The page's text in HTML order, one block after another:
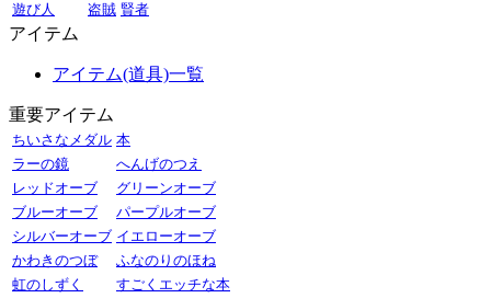
遊び人
盗賊 賢者
アイテム
アイテム(道具)一覧
重要アイテム
ちいさなメダル 本
ラーの鏡
へんげのつえ
レッドオーブ
グリーンオーブ
ブルーオーブ
パープルオーブ
シルバーオーブ イエローオーブ
かわきのつぼ
ふなのりのほね
虹のしずく
すごくエッチな本